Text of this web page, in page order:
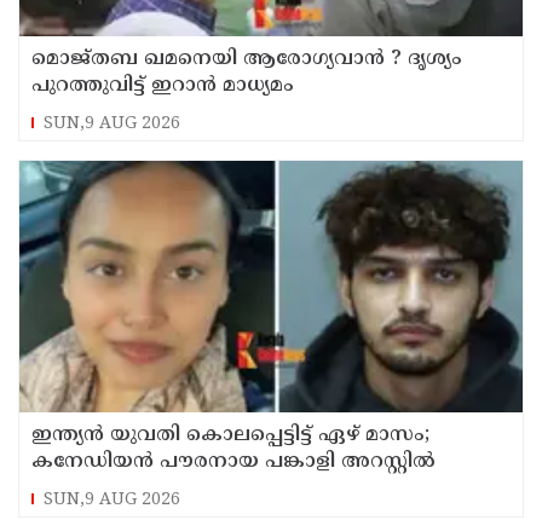
മൊജ്തബ ഖമനെയി ആരോഗ്യവാന്‍ ? ദൃശ്യം
പുറത്തുവിട്ട് ഇറാന്‍ മാധ്യമം
SUN,9 AUG 2026
ഇന്ത്യന്‍ യുവതി കൊലപ്പെട്ടിട്ട് ഏഴ് മാസം;
കനേഡിയന്‍ പൗരനായ പങ്കാളി അറസ്റ്റില്‍
SUN,9 AUG 2026